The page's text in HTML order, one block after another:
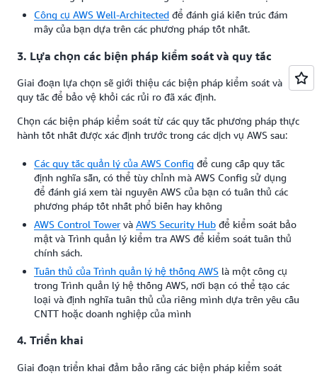
Công cụ AWS Well-Architected để đánh giá kiến trúc đám
mây của bạn dựa trên các phương pháp tốt nhất.
3. Lựa chọn các biện pháp kiểm soát và quy tắc
Giai đoạn lựa chọn sẽ giới thiệu các biện pháp kiểm soát và
quy tắc để bảo vệ khỏi các rủi ro đã xác định.
Chọn các biện pháp kiểm soát từ các quy tắc phương pháp thực
hành tốt nhất được xác định trước trong các dịch vụ AWS sau:
Các quy tắc quản lý của AWS Config để cung cấp quy tắc
định nghĩa sẵn, có thể tùy chỉnh mà AWS Config sử dụng
để đánh giá xem tài nguyên AWS của bạn có tuân thủ các
phương pháp tốt nhất phổ biến hay không
AWS Control Tower và AWS Security Hub để kiểm soát bảo
mật và Trình quản lý kiểm tra AWS để kiểm soát tuân thủ
chính sách.
Tuân thủ của Trình quản lý hệ thống AWS là một công cụ
trong Trình quản lý hệ thống AWS, nơi bạn có thể tạo các
loại và định nghĩa tuân thủ của riêng mình dựa trên yêu cầu
CNTT hoặc doanh nghiệp của mình
4. Triển khai
Giai đoạn triển khai đảm bảo rằng các biện pháp kiểm soát